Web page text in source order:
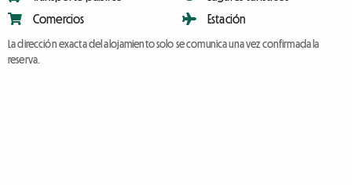
Comercios
Estación
La dirección exacta del alojamiento solo se comunica una vez confirmada la
reserva.